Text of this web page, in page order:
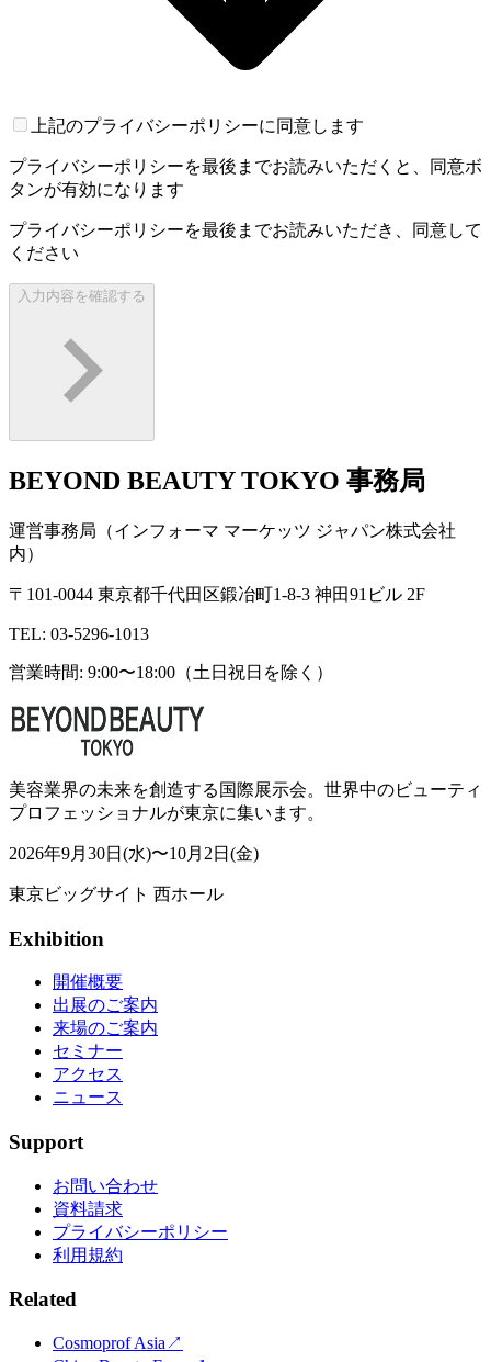
上記のプライバシーポリシーに同意します
プライバシーポリシーを最後までお読みいただくと、同意ボ
タンが有効になります
プライバシーポリシーを最後までお読みいただき、同意して
ください
入力内容を確認する
BEYOND BEAUTY TOKYO 事務局
運営事務局（インフォーマ マーケッツ ジャパン株式会社
内）
〒101-0044 東京都千代田区鍛冶町1-8-3 神田91ビル 2F
TEL: 03-5296-1013
営業時間: 9:00〜18:00（土日祝日を除く）
美容業界の未来を創造する国際展示会。世界中のビューティ
プロフェッショナルが東京に集います。
2026年9月30日(水)〜10月2日(金)
東京ビッグサイト 西ホール
Exhibition
開催概要
出展のご案内
来場のご案内
セミナー
アクセス
ニュース
Support
お問い合わせ
資料請求
プライバシーポリシー
利用規約
Related
Cosmoprof Asia ↗